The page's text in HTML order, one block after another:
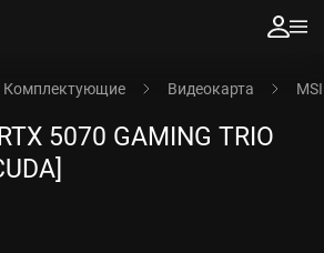
Комплектующие Видеокарта
5070 GAMING TRIO